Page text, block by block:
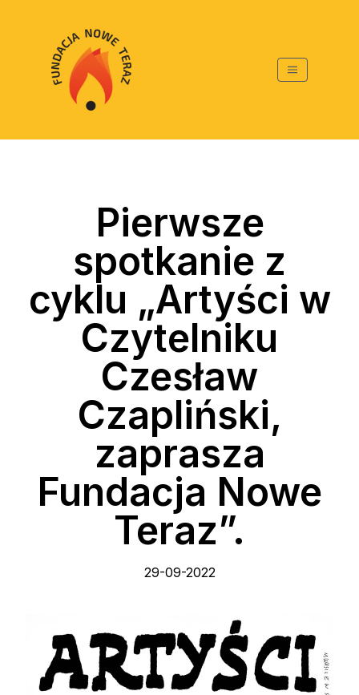
Pierwsze
spotkanie z
cyklu „Artyści w
Czytelniku
Czesław
Czapliński,
zaprasza
Fundacja Nowe
Teraz”.
29-09-2022